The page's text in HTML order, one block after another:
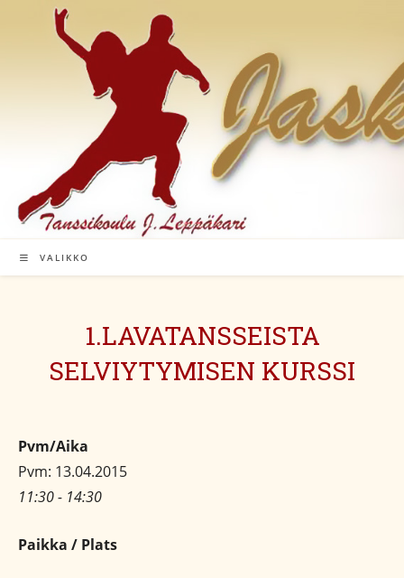
VALIKKO
1.LAVATANSSEISTA
SELVIYTYMISEN KURSSI
Pvm/Aika
Pvm: 13.04.2015
11:30 - 14:30
Paikka / Plats